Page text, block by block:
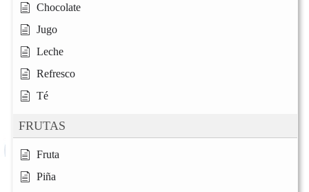
Chocolate
Jugo
Leche
Refresco
Té
FRUTAS
Fruta
Piña